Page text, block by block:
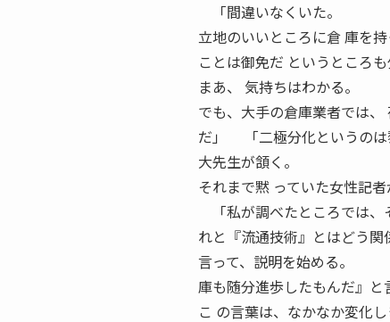
「間違いなくいた。
立地のいいところに倉 庫を
ことは御免だ というところ
まあ、 気持ちはわかる。
でも、大手の倉庫業者では
だ」 「二極分化というのは
大先生が頷く。
それまで黙 っていた女性記
「私が調べたところでは、
れと『流通技術』とはどう
言って、説明を始める。
庫も随分進歩したもんだ』と
こ の言葉は、なかなか変化